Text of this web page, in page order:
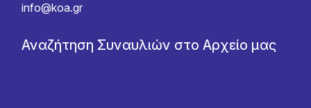
info@koa.gr
Αναζήτηση Συναυλιών στο Αρχείο μας